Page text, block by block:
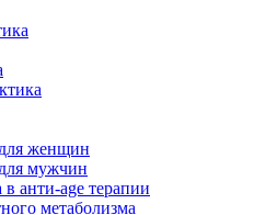
женщин
мужчин
анти-age терапии
метаболизма